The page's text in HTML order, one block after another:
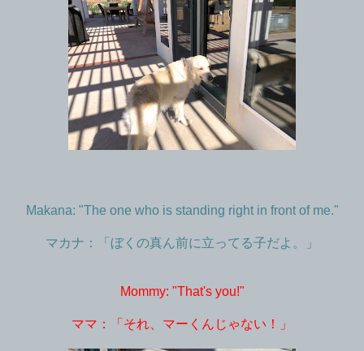
Makana: "The one who is standing right in front of me."
マカナ：「ぼくの真ん前に立ってる子だよ。」
Mommy: "That's you!"
ママ：「それ、マーくんじゃない！」